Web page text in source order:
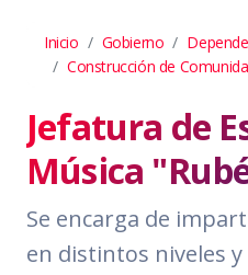
Inicio Gobierno
Construcción de
Jefatura de
Música
Se encarga de
en distintos niveles